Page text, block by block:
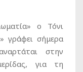
ο Τόνι
γράφει σήμερα
στην
για τη